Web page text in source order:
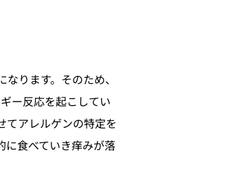
ります。そのため、
ー反応を起こしてい
てアレルゲンの特定を
に食べていき痒みが落